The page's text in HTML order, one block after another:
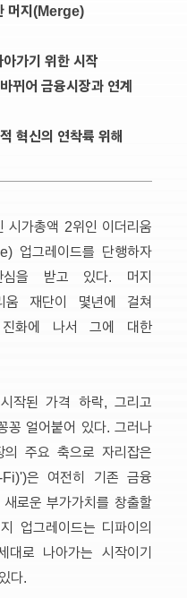
머지(Merge)
가기 위한 시작
뀌어 금융시장과 연계
혁신의 연착륙 위해
시가총액 2위인 이더리움
업그레이드를 단행하자
심을 받고 있다. 머지
움 재단이 몇년에 걸쳐
화에 나서 그에 대한
작된 가격 하락, 그리고
꽁 얼어붙어 있다. 그러나
의 주요 축으로 자리잡은
Fi)')은 여전히 기존 금융
로운 부가가치를 창출할
업그레이드는 디파이의
대로 나아가는 시작이기
다.